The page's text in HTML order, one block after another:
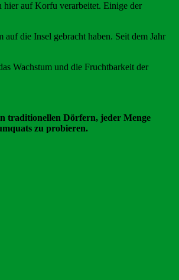
auf Korfu verarbeitet. Einige der
die Insel gebracht haben. Seit dem Jahr
Wachstum und die Fruchtbarkeit der
traditionellen Dörfern, jeder Menge
zu probieren.